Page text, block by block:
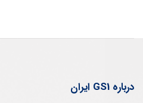
درباره GS1 ایران